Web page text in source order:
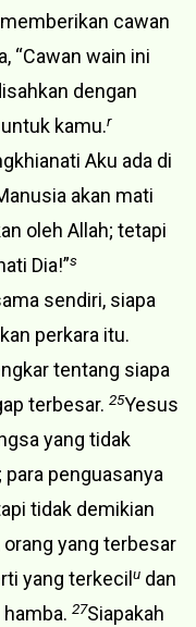
cawan
“Cawan wain ini
dengan
kamu.r
Aku ada di
akan mati
oleh Allah; tetapi
Dia!”s
sendiri, siapa
perkara itu.
tentang siapa
terbesar. 25Yesus
yang tidak
penguasanya
tidak demikian
orang yang terbesar
yang terkecil u dan
27Siapakah